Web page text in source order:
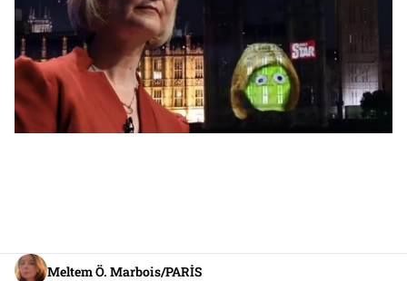
Meltem Ö. Marbois/PARİS